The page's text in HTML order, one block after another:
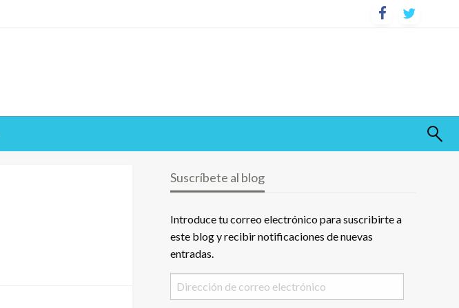
Suscríbete al blog
Introduce tu correo electrónico para suscribirte a
este blog y recibir notificaciones de nuevas
entradas.
Dirección
de